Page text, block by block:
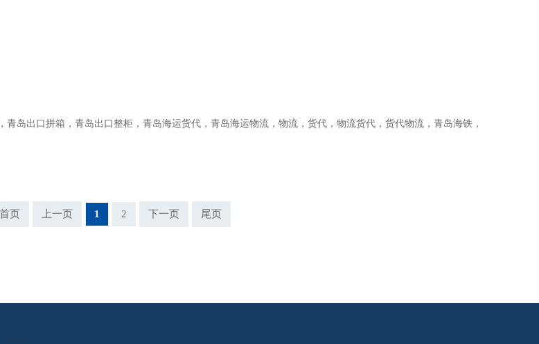
岛出口拼箱，青岛出口整柜，青岛海运货代，青岛海运物流，物流，货代，物流货代，货代物流，青岛海铁，
首页 上一页 1 2 下一页 尾页